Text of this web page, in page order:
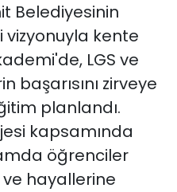
Belediyesinin
vizyonuyla kente
LGS ve
başarısını zirveye
planlandı.
kapsamında
öğrenciler
hayallerine